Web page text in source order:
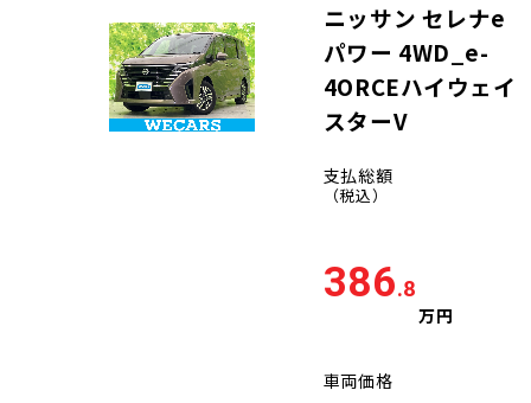
ニッサン セレナe
パワー 4WD_e-
4ORCEハイウェイ
スターV
支払総額
（税込）
386.8
万円
車両価格